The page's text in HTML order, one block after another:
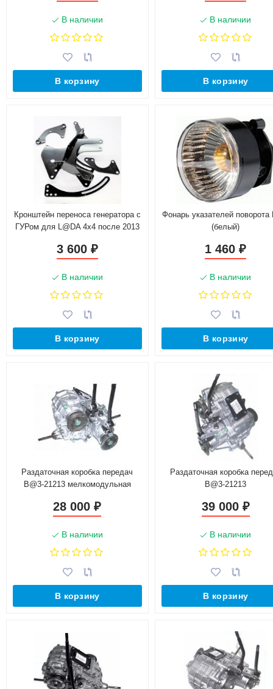
В наличии
В корзину
В наличии
В корзину
Кронштейн переноса генератора с
ГУРом для L@DA 4х4 после 2013
3 600 ₽
В наличии
В корзину
Фонарь указателей поворота
(белый)
1 460₽
В наличии
В корзину
Раздаточная коробка передач
B@3-21213 мелкомодульная
28 000₽
В наличии
В корзину
Раздаточная коробка
B@3-21213
39 000 ₽
В наличии
В корзину